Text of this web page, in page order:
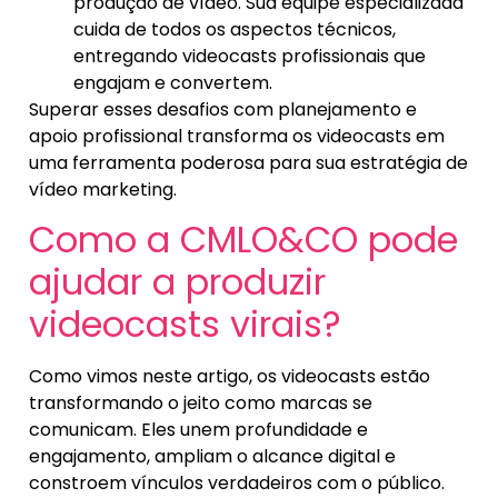
cuida de todos os aspectos técnicos,
entregando videocasts profissionais que
engajam e convertem.
Superar esses desafios com planejamento e
apoio profissional transforma os videocasts em
uma ferramenta poderosa para sua estratégia de
vídeo marketing.
Como a CMLO&CO pode
ajudar a produzir
videocasts virais?
Como vimos neste artigo, os videocasts estão
transformando o jeito como marcas se
comunicam. Eles unem profundidade e
engajamento, ampliam o alcance digital e
constroem vínculos verdadeiros com o público.